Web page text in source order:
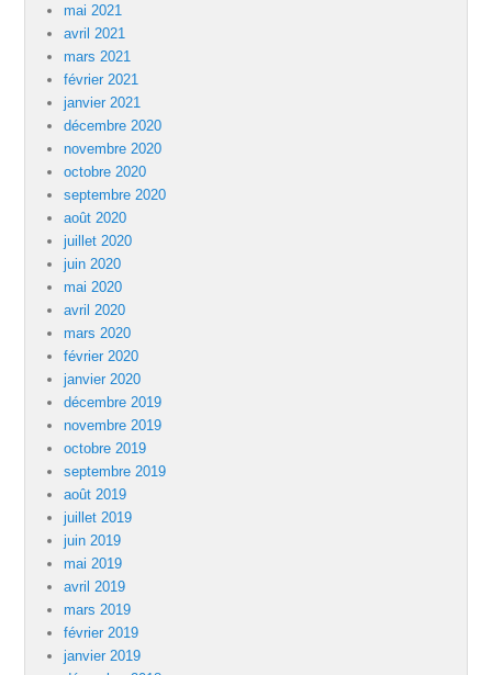
mai 2021
avril 2021
mars 2021
février 2021
janvier 2021
décembre 2020
novembre 2020
octobre 2020
septembre 2020
août 2020
juillet 2020
juin 2020
mai 2020
avril 2020
mars 2020
février 2020
janvier 2020
décembre 2019
novembre 2019
octobre 2019
septembre 2019
août 2019
juillet 2019
juin 2019
mai 2019
avril 2019
mars 2019
février 2019
janvier 2019